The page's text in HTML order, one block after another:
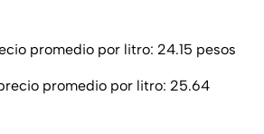
promedio por litro: 24.15 pesos
promedio por litro: 25.64